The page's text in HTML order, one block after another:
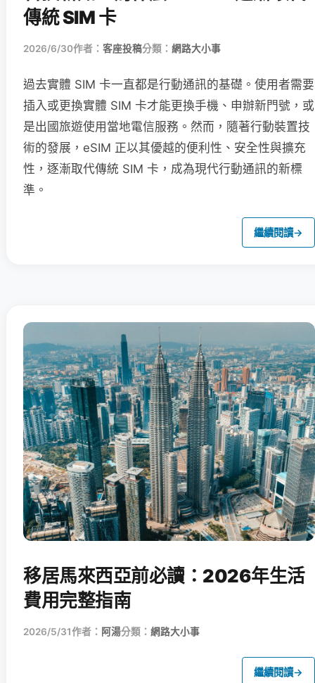
傳統 SIM 卡
2026/6/30作者： 客座投稿分類： 網路大小事
過去實體 SIM 卡一直都是行動通訊的基礎。使用者需要
插入或更換實體 SIM 卡才能更換手機、申辦新門號，或
是出國旅遊使用當地電信服務。然而，隨著行動裝置技
術的發展，eSIM 正以其優越的便利性、安全性與擴充
性，逐漸取代傳統 SIM 卡，成為現代行動通訊的新標
準。
繼續閱讀→
移居馬來西亞前必讀：2026年生活
費用完整指南
2026/5/31作者： 阿湯分類： 網路大小事
繼續閱讀→